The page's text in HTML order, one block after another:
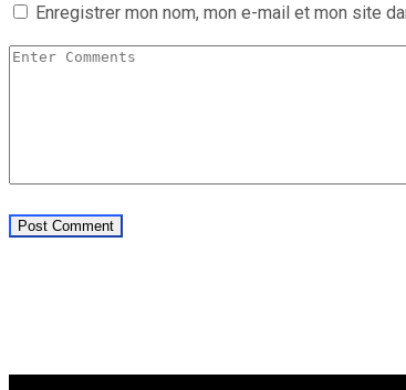
Enregistrer mon nom, mon e-mail et mon site